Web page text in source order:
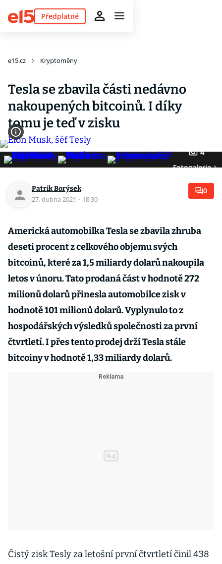
Předplatné
e15.cz Kryptoměny
Tesla se zbavila části nedávno
nakoupených bitcoinů. I díky
tomu je teď v zisku
4
Fotogalerie
Patrik Borýsek
27. dubna 2021 · 18:30
0
Americká automobilka Tesla se zbavila zhruba
deseti procent z celkového objemu svých
bitcoinů, které za 1,5 miliardy dolarů nakoupila
letos v únoru. Tato prodaná část v hodnotě 272
milionů dolarů přinesla automobilce zisk v
hodnotě 101 milionů dolarů. Vyplynulo to z
hospodářských výsledků společnosti za první
čtvrtletí. I přes tento prodej drží Tesla stále
bitcoiny v hodnotě 1,33 miliardy dolarů.
Čistý zisk Tesly za letošní první čtvrtletí činil 438